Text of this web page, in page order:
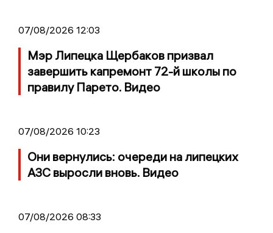
07/08/2026 12:03
Мэр Липецка Щербаков призвал
завершить капремонт 72-й школы по
правилу Парето. Видео
07/08/2026 10:23
Они вернулись: очереди на липецких
АЗС выросли вновь. Видео
07/08/2026 08:33